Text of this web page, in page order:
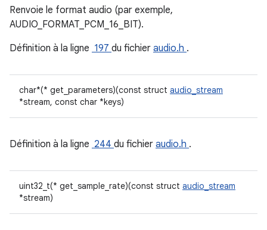
Renvoie le format audio (par exemple,
AUDIO_FORMAT_PCM_16_BIT).
Définition à la ligne 197 du fichier audio.h .
char*(* get_parameters)(const struct audio_stream
*stream, const char *keys)
Définition à la ligne 244 du fichier audio.h .
uint32_t(* get_sample_rate)(const struct audio_stream
*stream)